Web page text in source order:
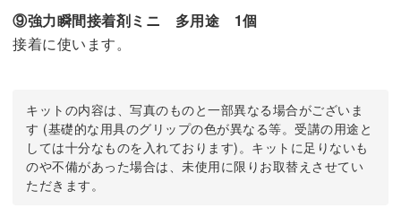
⑨強力瞬間接着剤ミニ 多用途 1個
接着に使います。
キットの内容は、写真のものと一部異なる場合がございま
す (基礎的な用具のグリップの色が異なる等。受講の用途と
しては十分なものを入れております)。キットに足りないも
のや不備があった場合は、未使用に限りお取替えさせてい
ただきます。